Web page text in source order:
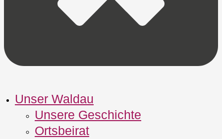
Unser Waldau
Unsere Geschichte
Ortsbeirat